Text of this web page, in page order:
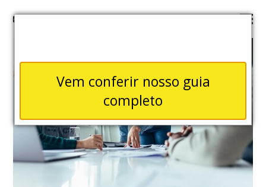
Vem conferir nosso guia
completo